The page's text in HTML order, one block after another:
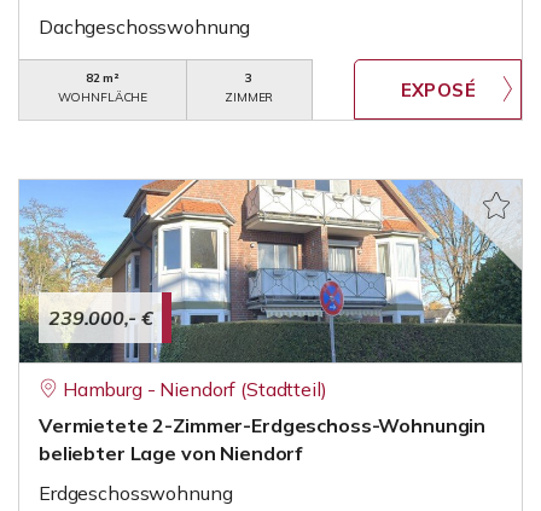
Dachgeschosswohnung
82 m²
WOHNFLÄCHE
3
ZIMMER
239.000,- €
Hamburg - Niendorf (Stadtteil)
Vermietete 2-Zimmer-Erdgeschoss-Wohnungin
beliebter Lage von Niendorf
Erdgeschosswohnung